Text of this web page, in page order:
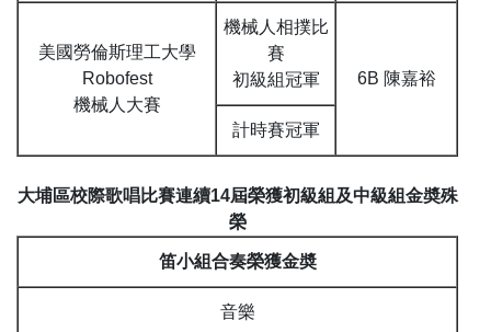
美國勞倫斯理工大學
Robofest
機械人大賽
機械人相撲比
賽
初級組冠軍
6B 陳嘉裕
計時賽冠軍
大埔區校際歌唱比賽連續14屆榮獲初級組及中級組金奬殊
榮
笛小組合奏榮獲金奬
音樂